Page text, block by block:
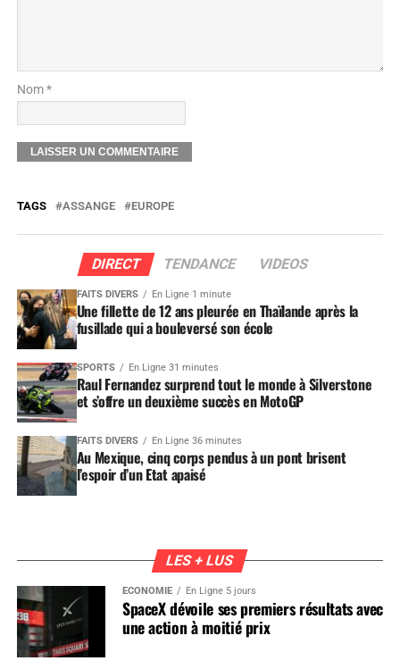
Nom *
TAGS ASSANGE EUROPE
DIRECT TENDANCE VIDEOS
FAITS DIVERS En Ligne 1 minute
Une fillette de 12 ans pleurée en Thaïlande après la
fusillade qui a bouleversé son école
SPORTS En Ligne 31 minutes
Raul Fernandez surprend tout le monde à Silverstone
et s’offre un deuxième succès en MotoGP
FAITS DIVERS En Ligne 36 minutes
Au Mexique, cinq corps pendus à un pont brisent
l’espoir d’un Etat apaisé
LES + LUS
ÉCONOMIE En Ligne 5 jours
SpaceX dévoile ses premiers résultats avec
une action à moitié prix